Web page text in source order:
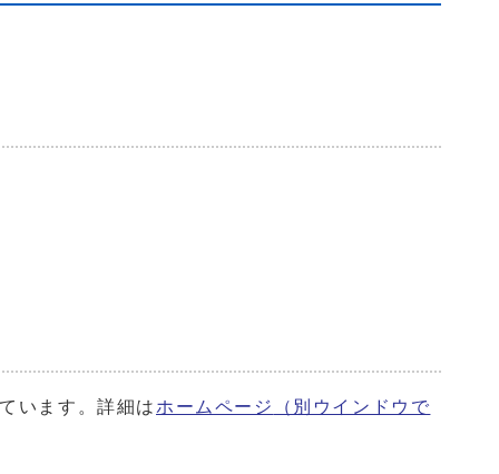
います。詳細は ホームページ （別ウインドウで